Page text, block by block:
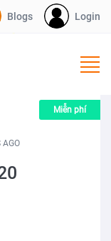
Login
Blogs
AGO
Miễn phí